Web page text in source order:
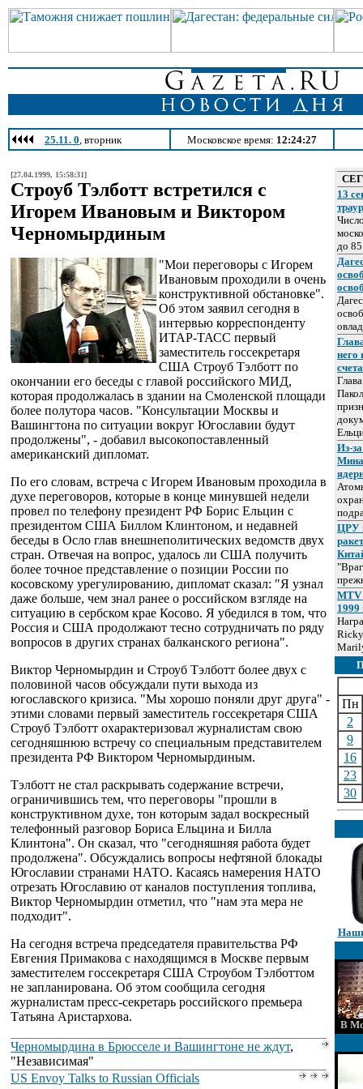
25.11. 0, вторник Московское время: 12:24:27
[27.04.1999, 15:58:31]
Строуб Тэлботт встретился с
Игорем Ивановым и Виктором
Черномырдиным
"Мои переговоры с Игорем
Ивановым проходили в очень
конструктивной обстановке".
Об этом заявил сегодня в
интервью корреспонденту
ИТАР-ТАСС первый
заместитель госсекретаря
США Строуб Тэлботт по
окончании его беседы с главой российского МИД,
которая продолжалась в здании на Смоленской площади
более полутора часов. "Консультации Москвы и
Вашингтона по ситуации вокруг Югославии будут
продолжены", - добавил высокопоставленный
американский дипломат.
По его словам, встреча с Игорем Ивановым проходила в
духе переговоров, которые в конце минувшей недели
провел по телефону президент РФ Борис Ельцин с
президентом США Биллом Клинтоном, и недавней
беседы в Осло глав внешнеполитических ведомств двух
стран. Отвечая на вопрос, удалось ли США получить
более точное представление о позиции России по
косовскому урегулированию, дипломат сказал: "Я узнал
даже больше, чем знал ранее о российском взгляде на
ситуацию в сербском крае Косово. Я убедился в том, что
Россия и США продолжают тесно сотрудничать по ряду
вопросов в других странах балканского региона".
Виктор Черномырдин и Строуб Тэлботт более двух с
половиной часов обсуждали пути выхода из
югославского кризиса. "Мы хорошо поняли друг друга" -
этими словами первый заместитель госсекретаря США
Строуб Тэлботт охарактеризовал журналистам свою
сегодняшнюю встречу со специальным представителем
президента РФ Виктором Черномырдиным.
Тэлботт не стал раскрывать содержание встречи,
ограничившись тем, что переговоры "прошли в
конструктивном духе, тон которым задал воскресный
телефонный разговор Бориса Ельцина и Билла
Клинтона". Он сказал, что "сегодняшняя работа будет
продолжена". Обсуждались вопросы нефтяной блокады
Югославии странами НАТО. Касаясь намерения НАТО
отрезать Югославию от каналов поступления топлива,
Виктор Черномырдин отметил, что "нам эта мера не
подходит".
На сегодня встреча председателя правительства РФ
Евгения Примакова с находящимся в Москве первым
заместителем госсекретаря США Строубом Тэлботтом
не запланирована. Об этом сообщила сегодня
журналистам пресс-секретарь российского премьера
Татьяна Аристархова.
Черномырдина в Брюсселе и Вашингтоне не ждут,
"Независимая"
US Envoy Talks to Russian Officials
13
до 85
него
Из-
ЦРУ
MTV
1999
Пн
2
9
16
23
30
В